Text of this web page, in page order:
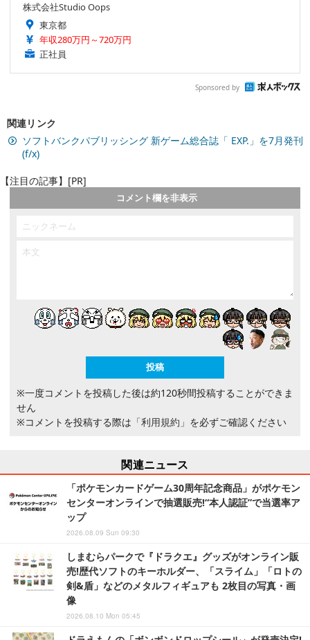
株式会社Studio Oops
東京都
年収280万円～720万円
正社員
Sponsored by
関連リンク
ソフトバンクパブリッシング 新ゲーム総合誌「 EXP.」を7月発刊
(f/x)
【注目の記事】[PR]
コメント欄を非表示
※一度コメントを投稿した後は約120秒間投稿することができま
せん
※コメントを投稿する際は 「利用規約」 を必ずご確認ください
関連ニュース
「ポケモンカードゲーム30周年記念商品」がポケモン
センターオンラインで抽選販売!“本人認証”で当選率ア
ップ
2026.08.09 Sun 09:30
しまむらパークで『ドラクエ』グッズがオンライン販
売!歴代ソフトのキーホルダー、「スライム」「ロトの
剣&盾」などのメタルフィギュアも 2枚目の写真・画
像
2026.08.10 Mon 05:45